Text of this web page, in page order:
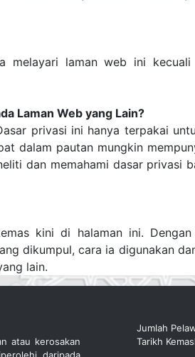
melayari laman web ini kecuali
Laman Web yang Lain?
privasi ini hanya terpakai
dalam pautan mungkin
dan memahami dasar privasi
kini di halaman ini.
dikumpul, cara ia digunakan
lain.
atau kerosakan
Jumlah
Tarikh